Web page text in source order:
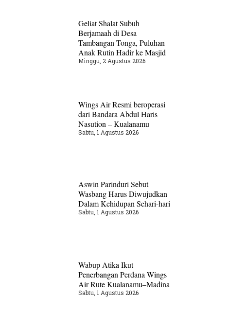
Geliat Shalat Subuh
Berjamaah di Desa
Tambangan Tonga, Puluhan
Anak Rutin Hadir ke Masjid
Minggu, 2 Agustus 2026
Wings Air Resmi beroperasi
dari Bandara Abdul Haris
Nasution – Kualanamu
Sabtu, 1 Agustus 2026
Aswin Parinduri Sebut
Wasbang Harus Diwujudkan
Dalam Kehidupan Sehari-hari
Sabtu, 1 Agustus 2026
Wabup Atika Ikut
Penerbangan Perdana Wings
Air Rute Kualanamu–Madina
Sabtu, 1 Agustus 2026